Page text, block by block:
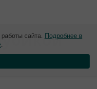
сайта. Подробнее в
.